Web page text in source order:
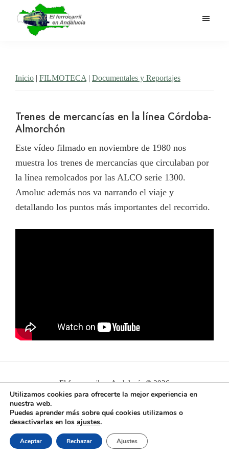
contenido
Andalucía
ferrocarril
Inicio | FILMOTECA | Documentales y Reportajes
Trenes de mercancías en la línea Córdoba-
Almorchón
Este vídeo filmado en noviembre de 1980 nos
muestra los trenes de mercancías que circulaban por
la línea remolcados por las ALCO serie 1300.
Amoluc además nos va narrando el viaje y
detallando los puntos más importantes del recorrido.
El ferrocarril en Andalucía © 2026
Utilizamos cookies para ofrecerte la mejor experiencia en
nuestra web.
Puedes aprender más sobre qué cookies utilizamos o
desactivarlas en los ajustes.
Aceptar Rechazar Ajustes